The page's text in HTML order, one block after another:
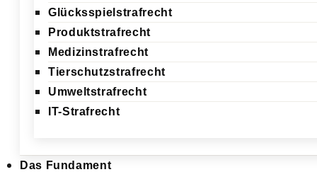
Glücksspielstrafrecht
Produktstrafrecht
Medizinstrafrecht
Tierschutzstrafrecht
Umweltstrafrecht
IT-Strafrecht
Das Fundament